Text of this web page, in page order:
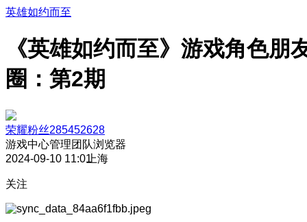
英雄如约而至
《英雄如约而至》游戏角色朋
圈：第2期
荣耀粉丝285452628
游戏中心管理团队浏览器
2024-09-10 11:01上海
关注